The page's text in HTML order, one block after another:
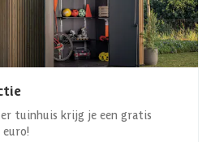
tuinhuis krijg je een gratis